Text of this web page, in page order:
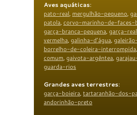
Aves aquáticas:
pato-real, mergulhão-pequeno,
patola, corvo-marinho-de-faces-
garça-branca-pequena, garça-real
vermelha, galinha-d’água,
borrelho-de-coleira-interrompida,
comum, gaivota-argêntea,
guarda-rios
Grandes aves terrestres:
garça-boieira, tartaranhão-dos-
andorinhão-preto